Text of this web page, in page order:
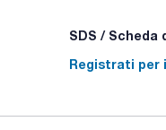
SDS / Scheda
Registrati per